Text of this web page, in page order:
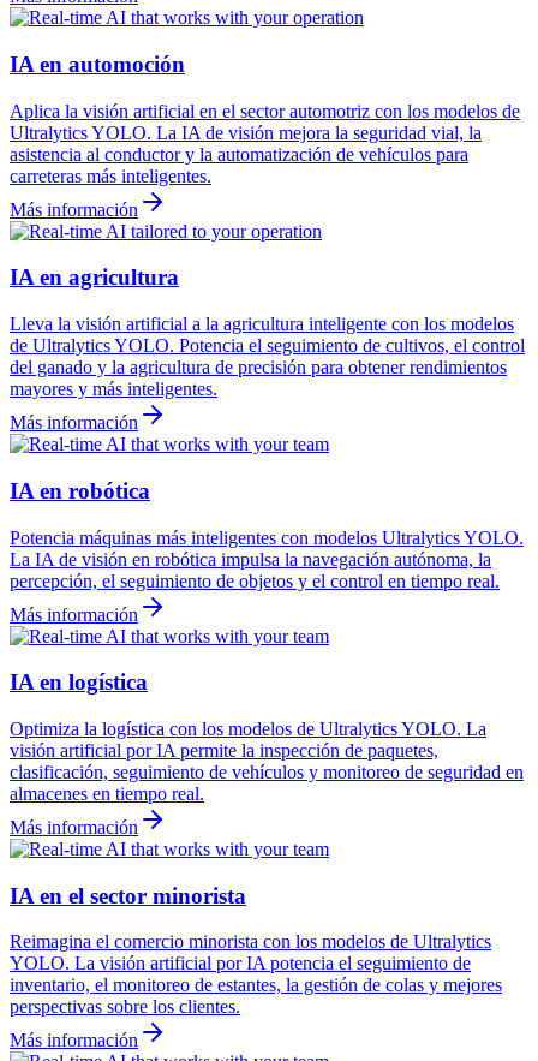
IA en automoción
Aplica la visión artificial en el sector automotriz con los modelos de
Ultralytics YOLO. La IA de visión mejora la seguridad vial, la
asistencia al conductor y la automatización de vehículos para
carreteras más inteligentes.
Más información
IA en agricultura
Lleva la visión artificial a la agricultura inteligente con los modelos
de Ultralytics YOLO. Potencia el seguimiento de cultivos, el control
del ganado y la agricultura de precisión para obtener rendimientos
mayores y más inteligentes.
Más información
IA en robótica
Potencia máquinas más inteligentes con modelos Ultralytics YOLO.
La IA de visión en robótica impulsa la navegación autónoma, la
percepción, el seguimiento de objetos y el control en tiempo real.
Más información
IA en logística
Optimiza la logística con los modelos de Ultralytics YOLO. La
visión artificial por IA permite la inspección de paquetes,
clasificación, seguimiento de vehículos y monitoreo de seguridad en
almacenes en tiempo real.
Más información
IA en el sector minorista
Reimagina el comercio minorista con los modelos de Ultralytics
YOLO. La visión artificial por IA potencia el seguimiento de
inventario, el monitoreo de estantes, la gestión de colas y mejores
perspectivas sobre los clientes.
Más información